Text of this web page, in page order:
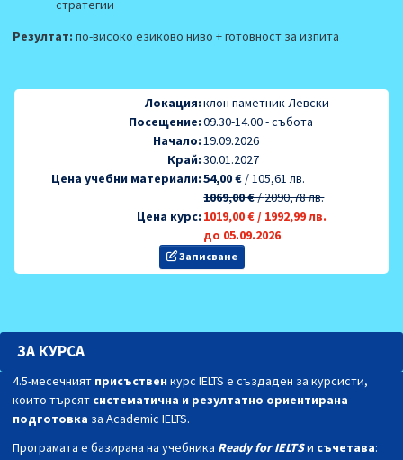
стратегии
Резултат: по-високо езиково ниво + готовност за изпита
Локация:клон паметник Левски
Посещение:09.30-14.00 - събота
Начало: 19.09.2026
Край:30.01.2027
Цена учебни материали:54,00 € / 105,61 лв.
Цена курс:
1069,00 €/2090,78 лв.
1019,00 € / 1992,99 лв.
до 05.09.2026
Записване
ЗА КУРСА
4.5-месечният присъствен курс IELTS е създаден за курсисти,
които търсят систематична и резултатно ориентирана
подготовка за Academic IELTS.
Програмата е базирана на учебника Ready for IELTSи съчетава: